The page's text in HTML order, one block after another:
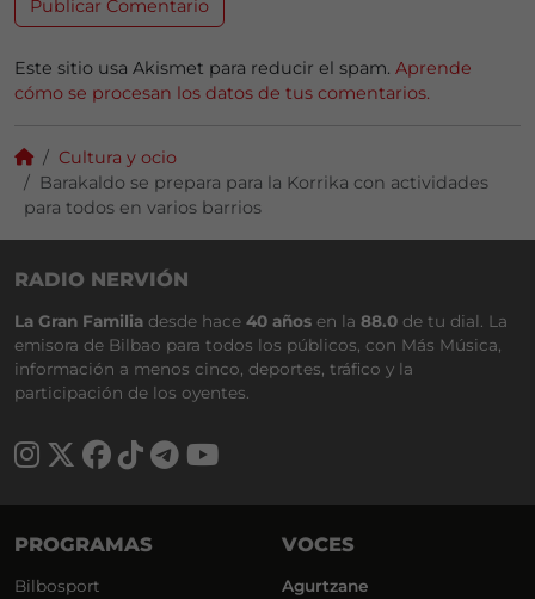
Este sitio usa Akismet para reducir el spam. Aprende
cómo se procesan los datos de tus comentarios.
Cultura y ocio
Barakaldo se prepara para la Korrika con actividades
para todos en varios barrios
RADIO NERVIÓN
La Gran Familia desde hace 40 años en la 88.0 de tu dial. La
emisora de Bilbao para todos los públicos, con Más Música,
información a menos cinco, deportes, tráfico y la
participación de los oyentes.
PROGRAMAS
Bilbosport
VOCES
Agurtzane